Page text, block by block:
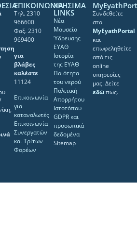
ΕΠΙΚΟΙΝΩΝΙΑ
Τηλ. 2310
966600
Φαξ. 2310
969400
για
βλάβες
καλέστε
11124
Επικοινωνία
για
καταναλωτές
Επικοινωνία
Συνεργατών
και Τρίτων
Φορέων
ΧΡΗΣΙΜΑ
LINKS
Νέα
Μουσείο
Ύδρευσης
ΕΥΑΘ
Ιστορία
της ΕΥΑΘ
Ποιότητα
του νερού
Πολιτική
Απορρήτου
Ιστοτόπου
GDPR και
προσωπικά
δεδομένα
Sitemap
Συνδεθείτε
στο
MyEyathPortal
και
επωφεληθείτε
από τις
online
υπηρεσίες
μας. Δείτε
εδώπως.